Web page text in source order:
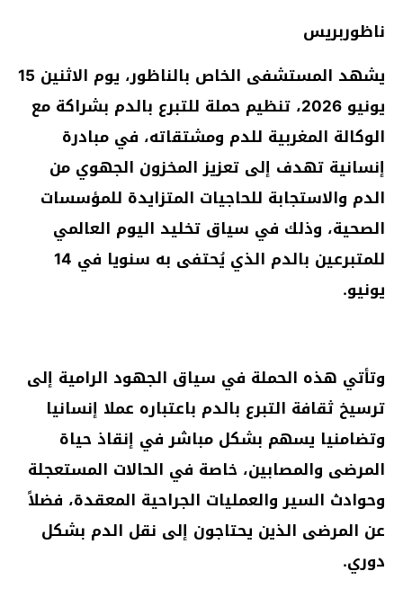
ناظوربريس
يشهد المستشفى الخاص بالناظور، يوم الاثنين 15
يونيو 2026، تنظيم حملة للتبرع بالدم بشراكة مع
الوكالة المغربية للدم ومشتقاته، في مبادرة
إنسانية تهدف إلى تعزيز المخزون الجهوي من
الدم والاستجابة للحاجيات المتزايدة للمؤسسات
الصحية، وذلك في سياق تخليد اليوم العالمي
للمتبرعين بالدم الذي يُحتفى به سنويا في 14
يونيو.
وتأتي هذه الحملة في سياق الجهود الرامية إلى
ترسيخ ثقافة التبرع بالدم باعتباره عملا إنسانيا
وتضامنيا يسهم بشكل مباشر في إنقاذ حياة
المرضى والمصابين، خاصة في الحالات المستعجلة
وحوادث السير والعمليات الجراحية المعقدة، فضلاً
عن المرضى الذين يحتاجون إلى نقل الدم بشكل
دوري.